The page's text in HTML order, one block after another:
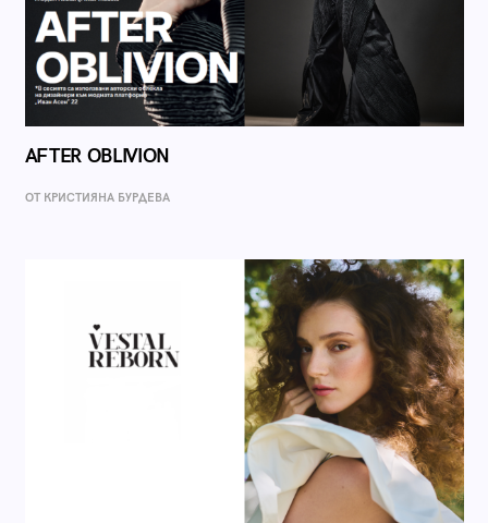
AFTER OBLIVION
ОТ КРИСТИЯНА БУРДЕВА